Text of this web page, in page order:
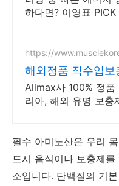
하다면? 이영표 PICK
https://
해외정품 직수입보
Allmax사 100% 정품
리아, 해외 유명 보충
필수 아미노산은 우리
드시 음식이나 보충제
소입니다. 단백질의 기